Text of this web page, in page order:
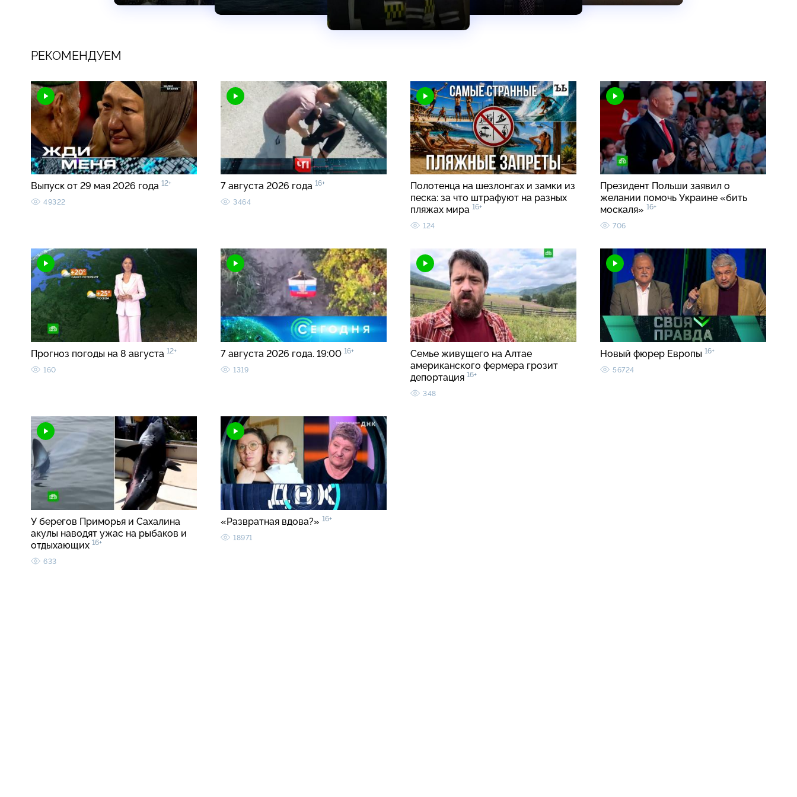
РЕКОМЕНДУЕМ
Выпуск от 29 мая 2026 года 12+
49322
7 августа 2026 года 16+
3464
Полотенца на шезлонгах и замки из
песка: за что штрафуют на разных
пляжах мира 16+
124
Президент Польши заявил о
желании помочь Украине «бить
москаля» 16+
706
Прогноз погоды на 8 августа 12+
160
7 августа 2026 года. 19:00 16+
1319
Семье живущего на Алтае
американского фермера грозит
депортация 16+
348
Новый фюрер Европы 16+
56724
У берегов Приморья и Сахалина
акулы наводят ужас на рыбаков и
отдыхающих 16+
633
«Развратная вдова?» 16+
18971